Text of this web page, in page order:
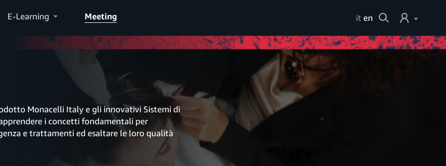
E-Learning Meeting it en Cerca
Login
Monacelli Italy e gli innovativi Sistemi di
i concetti fondamentali per
e trattamenti ed esaltare le loro qualità